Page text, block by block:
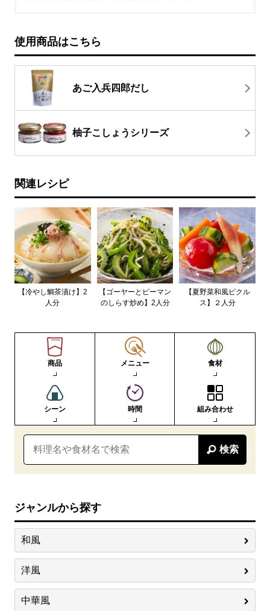
使用商品はこちら
あご入兵四郎だし
柚子こしょうシリーズ
関連レシピ
【冷やし鯛茶漬け】2
人分
【ゴーヤーとピーマン
のしらす炒め】2人分
【夏野菜和風ピクル
ス】２人分
商品 メニュー 食材
シーン 時間 組み合わせ
検索
ジャンルから探す
和風
洋風
中華風